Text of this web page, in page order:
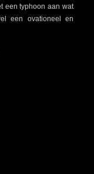
een typhoon aan wat
een ovationeel en